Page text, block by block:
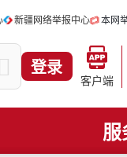
新疆网络举报中心 本网
登录
客户端
服